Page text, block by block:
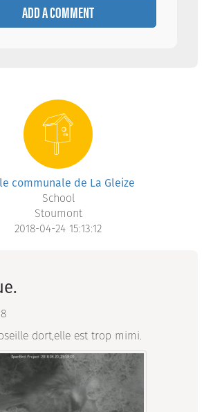
ADD A COMMENT
communale de La Gleize
School
Stoumont
2018-04-24 15:13:12
dort,elle est trop mimi.